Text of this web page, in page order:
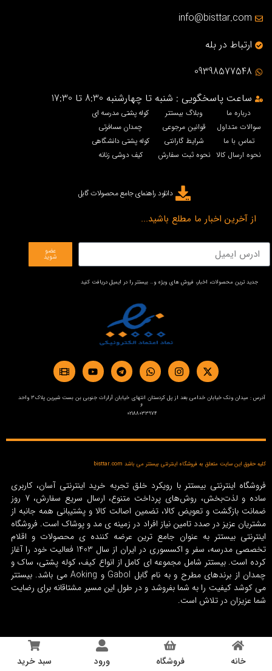
info@bisttar.com
ارتباط در بله
09398577548
ساعت پاسخگویی : شنبه تا چهارشنبه 8:30 تا 17:30
درباره ما
سوالات متداول
تماس با ما
نحوه ارسال کالا
وبلاگ بیستتر
قوانین مرجوعی
شرایط گارانتی
نحوه ثبت سفارش
کوله پشتی مدرسه ای
چمدان مسافرتی
کوله پشتی دانشگاهی
کیف دوشی زنانه
دانلود راهنمای جامع محصولات گابل
از آخرین اخبار ما مطلع باشید...
عضو
شوید
جدید ترین محصولات، اخبار، فروش های ویژه و… بیستتر را در ایمیل دریافت کنید
آدرس : میدان ونک خیابان خدامی بعد از پل کردستان انتهای خیابان آرارات جنوبی بن بست شیرین پلاک3 واحد
6
02188033974
کلیه حقوق این سایت متعلق به فروشگاه اینترنتی بیستتر می باشد bisttar.com
فروشگاه اینترنتی بیستتر با رویکرد خلق تجربه خرید اینترنتی آسان، کاربری
ساده و لذت‌بخش، روش‌های پرداخت متنوع، ارسال سریع سفارش، 7 روز
ضمانت بازگشت و تعویض کالا، تضمین اصالت کالا و پشتیبانی همه جانبه از
مشتریان عزیز در صدد تامین نیاز افراد در زمینه‌ ی مد و پوشاک است. فروشگاه
اینترنتی بیستتر به عنوان جامع ترین عرضه کننده ی محصولات و اقلام
تخصصی مدرسه، سفر و اکسسوری در ایران از سال 1403 فعالیت خود را آغاز
کرده است. بیستتر شامل مجموعه ای کامل از انواع کیف، کوله پشتی، ساک و
چمدان از برندهای مطرح و به نام گابل Gabol و Aoking می باشد. بیستتر
می کوشد کیفیت را به شما بفروشد و در طول این مسیر مشتاقانه برای رضایت
شما عزیزان در تلاش است.
خانه فروشگاه ورود سبد خرید